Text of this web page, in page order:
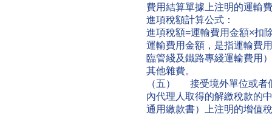
費用結算單據上注明的運輸
進項稅額計算公式：
進項稅額=運輸費用金額×扣
運輸費用金額，是指運輸費
臨管綫及鐵路專綫運輸費用
其他雜費。
（五） 接受境外單位或者
內代理人取得的解繳稅款的
通用繳款書）上注明的增值